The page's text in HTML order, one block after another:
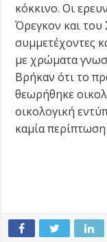
κόκκινο. Οι
Όρεγκον και του
συμμετέχοντες
με χρώματα
Βρήκαν ότι το
θεωρήθηκε
οικολογική
καμία